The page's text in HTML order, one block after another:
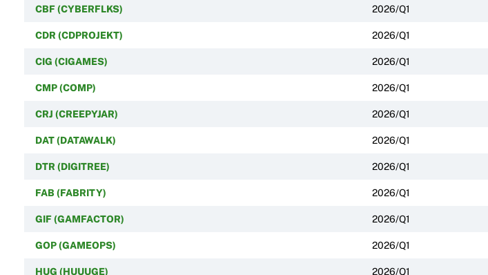
CBF (CYBERFLKS) 2026/Q1
CDR (CDPROJEKT) 2026/Q1
CIG (CIGAMES) 2026/Q1
CMP (COMP) 2026/Q1
CRJ (CREEPYJAR) 2026/Q1
DAT (DATAWALK) 2026/Q1
DTR (DIGITREE) 2026/Q1
FAB (FABRITY) 2026/Q1
GIF (GAMFACTOR) 2026/Q1
GOP (GAMEOPS) 2026/Q1
HUG (HUUUGE) 2026/Q1